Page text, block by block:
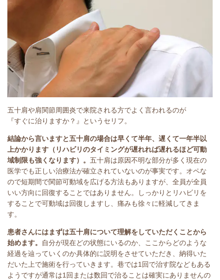
五十肩や肩関節周囲炎で来院される方でよく言われるのが
『すぐに治りますか？』というセリフ。
結論から言いますと五十肩の場合は早くて半年、遅くて一年半以
上かかります（リハビリのタイミングが遅れれば遅れるほど可動
域制限も強くなります）。 五十肩は原因不明な部分が多く現在の
医学でも正しい治療法が確立されていないのが事実です。オペな
ので短期間で関節可動域を広げる方法もありますが、全員が全員
いい方向に回復することではありません。しっかりとリハビリを
することで可動域は回復しますし、痛みも徐々に軽減してきま
す。
患者さんにはまずは五十肩について理解をしていただくことから
始めます。
自分が現在どの状態にいるのか、ここからどのような
経過を辿っていくのか具体的に説明をさせていただき、納得いた
だいた上で施術を行っていきます。巷では1回で治す院などもある
ようですが通常は1回または数回で治ることは確実にありませんの